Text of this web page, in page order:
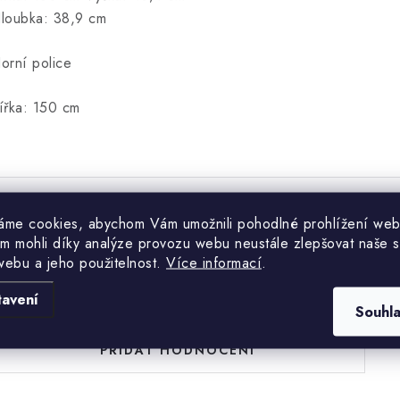
cookies, abychom Vám umožnili pohodlné prohlížení
mohli díky analýze provozu webu neustále zlepšovat naše
a jeho použitelnost. Více informací.
38,9 cm
police
150 cm
produktu (0)
první, kdo napíše příspěvek k této položce.
PŘIDAT HODNOCENÍ